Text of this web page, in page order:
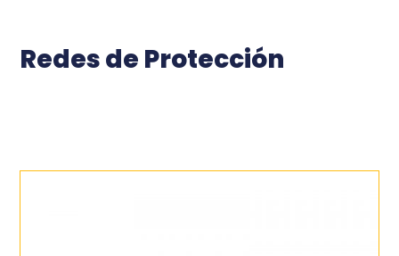
Redes de Protección